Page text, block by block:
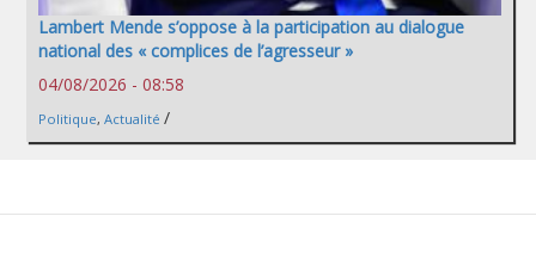
Lambert Mende s’oppose à la participation au dialogue
national des « complices de l’agresseur »
04/08/2026 - 08:58
Politique, Actualité /